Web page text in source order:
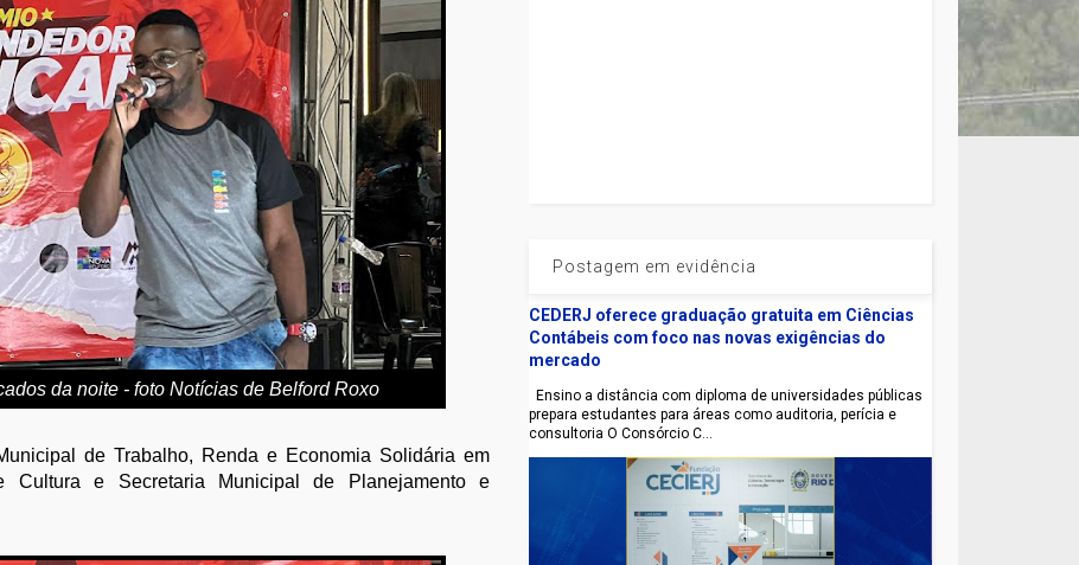
da noite - foto Notícias de Belford Roxo
de Trabalho, Renda e Economia Solidária em
Cultura e Secretaria Municipal de Planejamento e
Postagem em evidência
CEDERJ oferece graduação gratuita em Ciências
Contábeis com foco nas novas exigências do
mercado
Ensino a distância com diploma de universidades públicas
prepara estudantes para áreas como auditoria, perícia e
consultoria O Consórcio C...